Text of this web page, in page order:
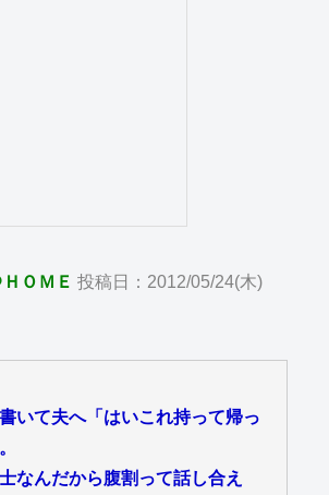
ＯＭＥ 投稿日：2012/05/24(木)
いて夫へ「はいこれ持って帰っ
なんだから腹割って話し合え